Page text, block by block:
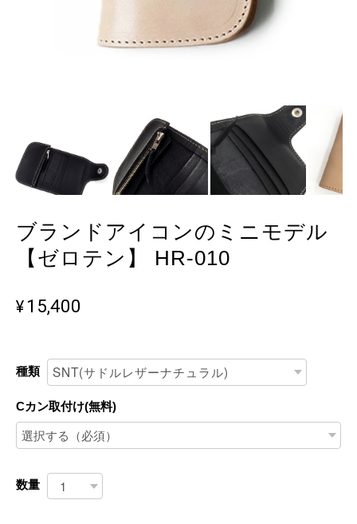
ブランドアイコンのミニモデル
【ゼロテン】 HR-010
¥15,400
種類
Cカン取付け(無料)
数量